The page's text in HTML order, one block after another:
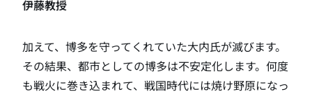
伊藤教授
加えて、博多を守ってくれていた大内氏が滅びます。
その結果、都市としての博多は不安定化します。何度
も戦火に巻き込まれて、戦国時代には焼け野原になっ